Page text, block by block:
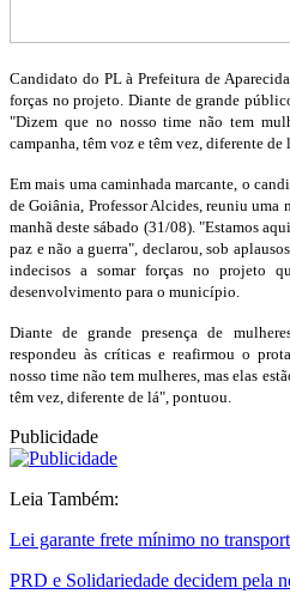
Candidato do PL à Prefeitura de
forças no projeto. Diante de grande
"Dizem que no nosso time não tem
campanha, têm voz e têm vez, diferente de
Em mais uma caminhada marcante, o
de Goiânia, Professor Alcides, reuniu
manhã deste sábado (31/08). "Estamos
paz e não a guerra", declarou, sob
indecisos a somar forças no projeto
desenvolvimento para o município.
Diante de grande presença de
respondeu às críticas e reafirmou o
nosso time não tem mulheres, mas elas
têm vez, diferente de lá", pontuou.
Publicidade
Leia Também:
Lei garante frete mínimo no
PRD e Solidariedade decidem pela